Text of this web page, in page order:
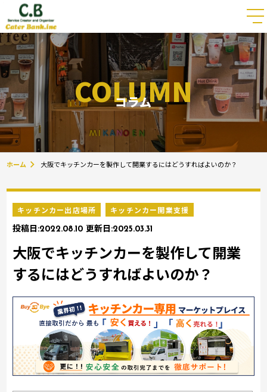
COLUMN
コラム
ホーム 大阪でキッチンカーを製作して開業するにはどうすればよいのか？
キッチンカー出店場所 キッチンカー開業支援
投稿日:2022.08.10 更新日:2025.03.31
大阪でキッチンカーを製作して開業
するにはどうすればよいのか？